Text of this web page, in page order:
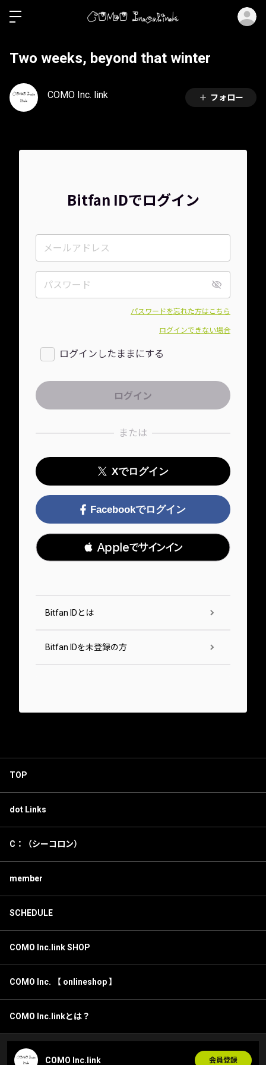
Two weeks, beyond that winter
COMO Inc. link フォロー
Bitfan IDでログイン
パスワードを忘れた方はこちら
ログインできない場合
ログインしたままにする
または
Xでログイン
Facebookでログイン
 Appleでサインイン
Bitfan IDとは
Bitfan IDを未登録の方
TOP
dot Links
C：（シーコロン）
member
SCHEDULE
COMO Inc.link SHOP
COMO Inc. 【 onlineshop 】
COMO Inc.linkとは？
COMO Inc.link 会員登録